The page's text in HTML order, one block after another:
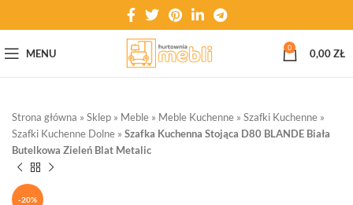
MENU 0 0,00ZŁ
Strona główna » Sklep » Meble » Meble Kuchenne » Szafki Kuchenne »
Szafki Kuchenne Dolne » Szafka Kuchenna Stojąca D80 BLANDE Biała
Butelkowa Zieleń Blat Metalic
-20%